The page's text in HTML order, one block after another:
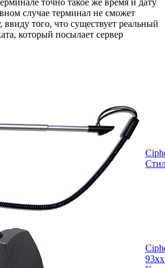
случае терминал не сможет
ввиду того, что существует реальный
который посылает сервер